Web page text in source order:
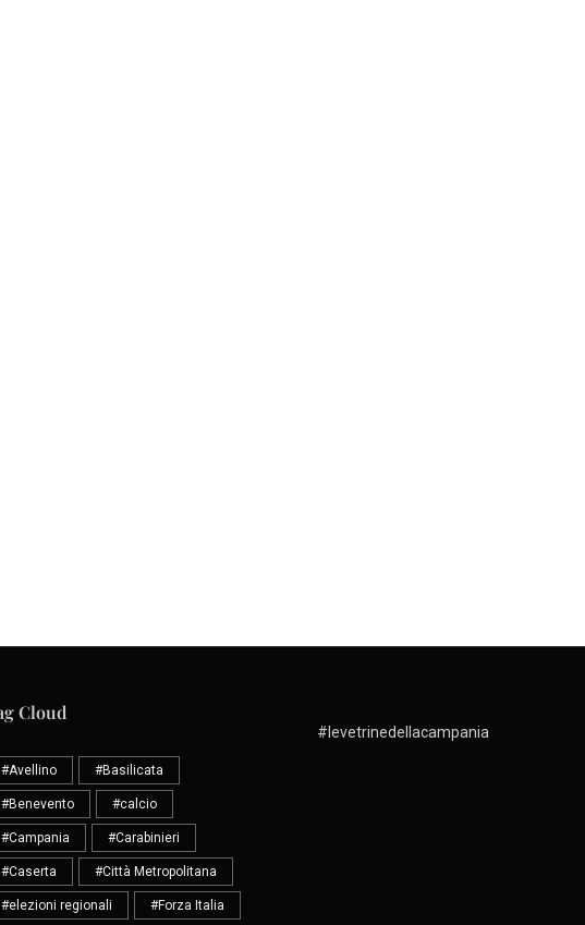
Cloud
#Avellino #Basilicata
#Benevento #calcio
#Campania #Carabinieri
#Caserta #Città Metropolitana
#elezioni regionali #Forza Italia
#levetrinedellacampania